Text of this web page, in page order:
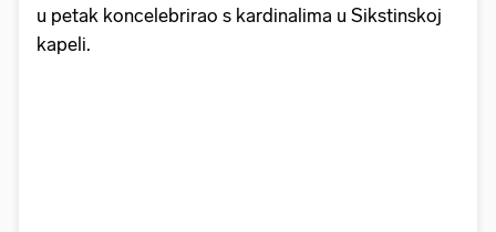
u petak koncelebrirao s kardinalima u Sikstinskoj
kapeli.